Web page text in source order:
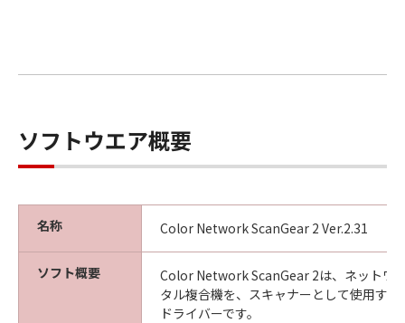
キヤノン株式会社
ソフトウエア概要
名称 Color Network ScanGear 2 Ver.2.31
ソフト概要
Color Network ScanGear 2は、ネットワ
タル複合機を、スキャナーとして使用す
ドライバーです。